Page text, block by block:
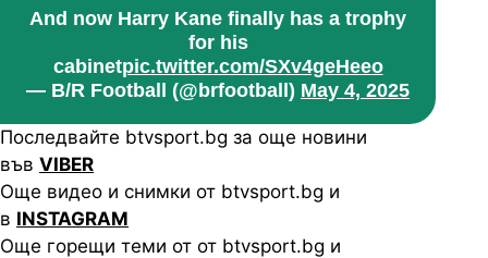
And now Harry Kane finally has a trophy
for his
cabinetpic.twitter.com/SXv4geHeeo
— B/R Football (@brfootball) May 4, 2025
Последвайте btvsport.bg за още новини
във VIBER
Още видео и снимки от btvsport.bg и
в INSTAGRAM
Още горещи теми от от btvsport.bg и